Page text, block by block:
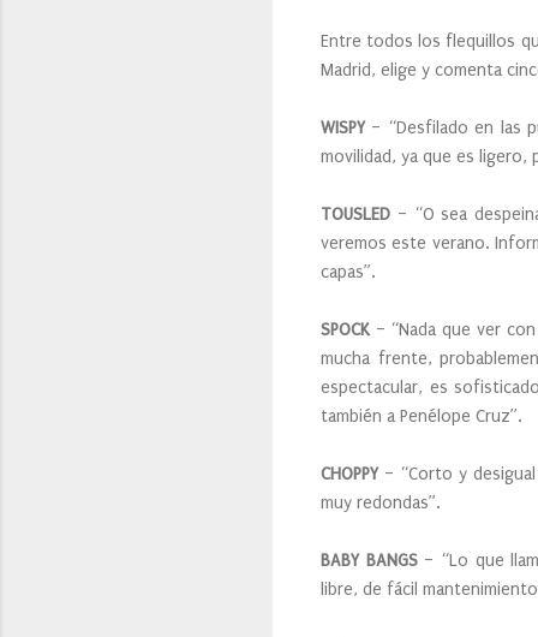
Entre todos los flequillos
Madrid, elige y comenta
WISPY – “Desfilado en las
movilidad, ya que es ligero,
TOUSLED – “O sea
veremos este verano.
capas”.
SPOCK – “Nada que ver
mucha frente,
espectacular, es
también a Penélope Cruz”.
CHOPPY – “Corto y
muy redondas”.
BABY BANGS – “Lo que
libre, de fácil